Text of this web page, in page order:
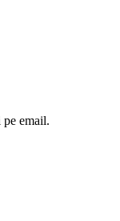
email.